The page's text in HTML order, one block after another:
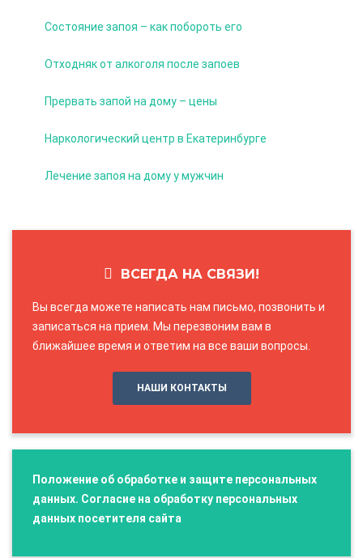
Состояние запоя – как побороть его
Отходняк от алкоголя после запоев
Прервать запой на дому – цены
Наркологический центр в Екатеринбурге
Лечение запоя на дому у мужчин
ВСЕГДА НА СВЯЗИ!
Вы всегда можете написать нам письмо, позвонить и
записаться на прием. Мы перезвоним вам в
ближайшее время и ответим на все ваши вопросы.
НАШИ КОНТАКТЫ
Положение об обработке и защите персональных
данных. Согласие на обработку персональных
данных посетителя сайта